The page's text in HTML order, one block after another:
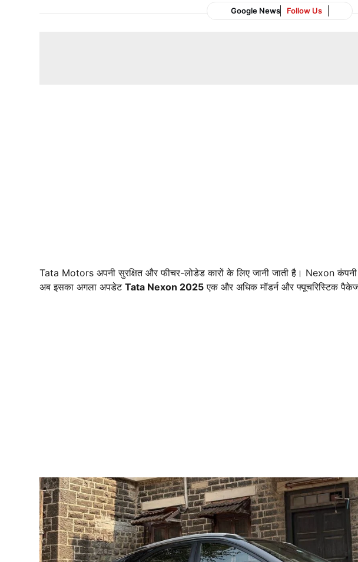
Google News Follow Us
Tata Motors अपनी सुरक्षित और फीचर-लोडेड कारों के लिए जानी जाती है। Nexon
अब इसका अगला अपडेट Tata Nexon 2025 एक और अधिक मॉडर्न और फ्यूचरिस्टिक